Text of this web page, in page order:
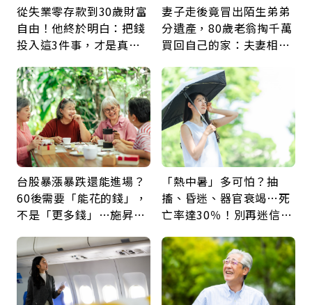
從失業零存款到30歲財富
自由！他終於明白：把錢
投入這3件事，才是真正
妻子走後竟冒出陌生弟弟
分遺產，80歲老翁掏千萬
買回自己的家：夫妻相守
台股暴漲暴跌還能進場？
60後需要「能花的錢」，
不是「更多錢」…施昇
票
「熱中暑」多可怕？抽
搐、昏迷、器官衰竭…死
亡率達30％！別再迷信
5招才能真救命